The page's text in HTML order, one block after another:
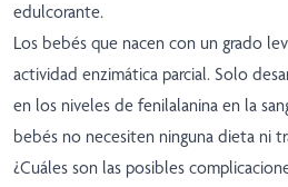
edulcorante.
Los bebés que nacen con un grado
actividad enzimática parcial. Solo
en los niveles de fenilalanina en la
bebés no necesiten ninguna dieta ni
¿Cuáles son las posibles